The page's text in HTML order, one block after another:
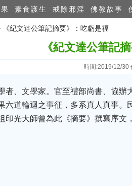
素食護生 戒除邪淫 佛教故事
《紀文達公筆記摘要》：吃虧是福
《紀文達公筆記
時間:2019/12/30
者、文學家。官至禮部尚書、協
六道輪迴之事征，多系真人真事
印光大師曾為此《摘要》撰寫序文